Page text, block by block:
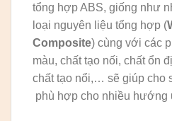
tổng hợp ABS, giống như
loại nguyên liệu tổng hợp (
Composite) cùng với các
màu, chất tạo nối, chất ổn
chất tạo nổi,… sẽ giúp cho
phù hợp cho nhiều hướng